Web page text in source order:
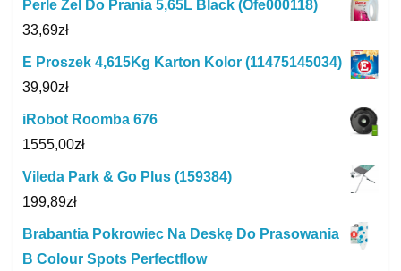
Perle Żel Do Prania 5,65L Black (Ofe000118)
33,69zł
E Proszek 4,615Kg Karton Kolor (11475145034)
39,90zł
iRobot Roomba 676
1555,00zł
Vileda Park & Go Plus (159384)
199,89zł
Brabantia Pokrowiec Na Deskę Do Prasowania
B Colour Spots Perfectflow